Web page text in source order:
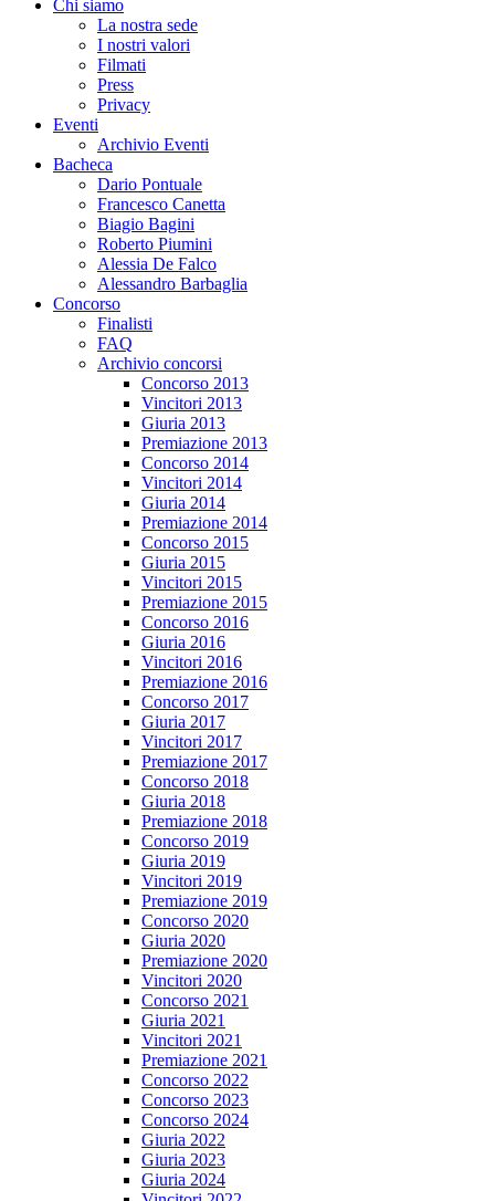
Chi siamo
La nostra sede
I nostri valori
Filmati
Press
Privacy
Eventi
Archivio Eventi
Bacheca
Dario Pontuale
Francesco Canetta
Biagio Bagini
Roberto Piumini
Alessia De Falco
Alessandro Barbaglia
Concorso
Finalisti
FAQ
Archivio concorsi
Concorso 2013
Vincitori 2013
Giuria 2013
Premiazione 2013
Concorso 2014
Vincitori 2014
Giuria 2014
Premiazione 2014
Concorso 2015
Giuria 2015
Vincitori 2015
Premiazione 2015
Concorso 2016
Giuria 2016
Vincitori 2016
Premiazione 2016
Concorso 2017
Giuria 2017
Vincitori 2017
Premiazione 2017
Concorso 2018
Giuria 2018
Premiazione 2018
Concorso 2019
Giuria 2019
Vincitori 2019
Premiazione 2019
Concorso 2020
Giuria 2020
Premiazione 2020
Vincitori 2020
Concorso 2021
Giuria 2021
Vincitori 2021
Premiazione 2021
Concorso 2022
Concorso 2023
Concorso 2024
Giuria 2022
Giuria 2023
Giuria 2024